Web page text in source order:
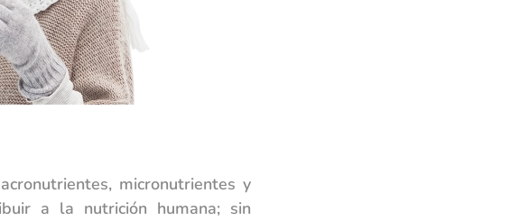
micronutrientes y
a la nutrición humana; sin